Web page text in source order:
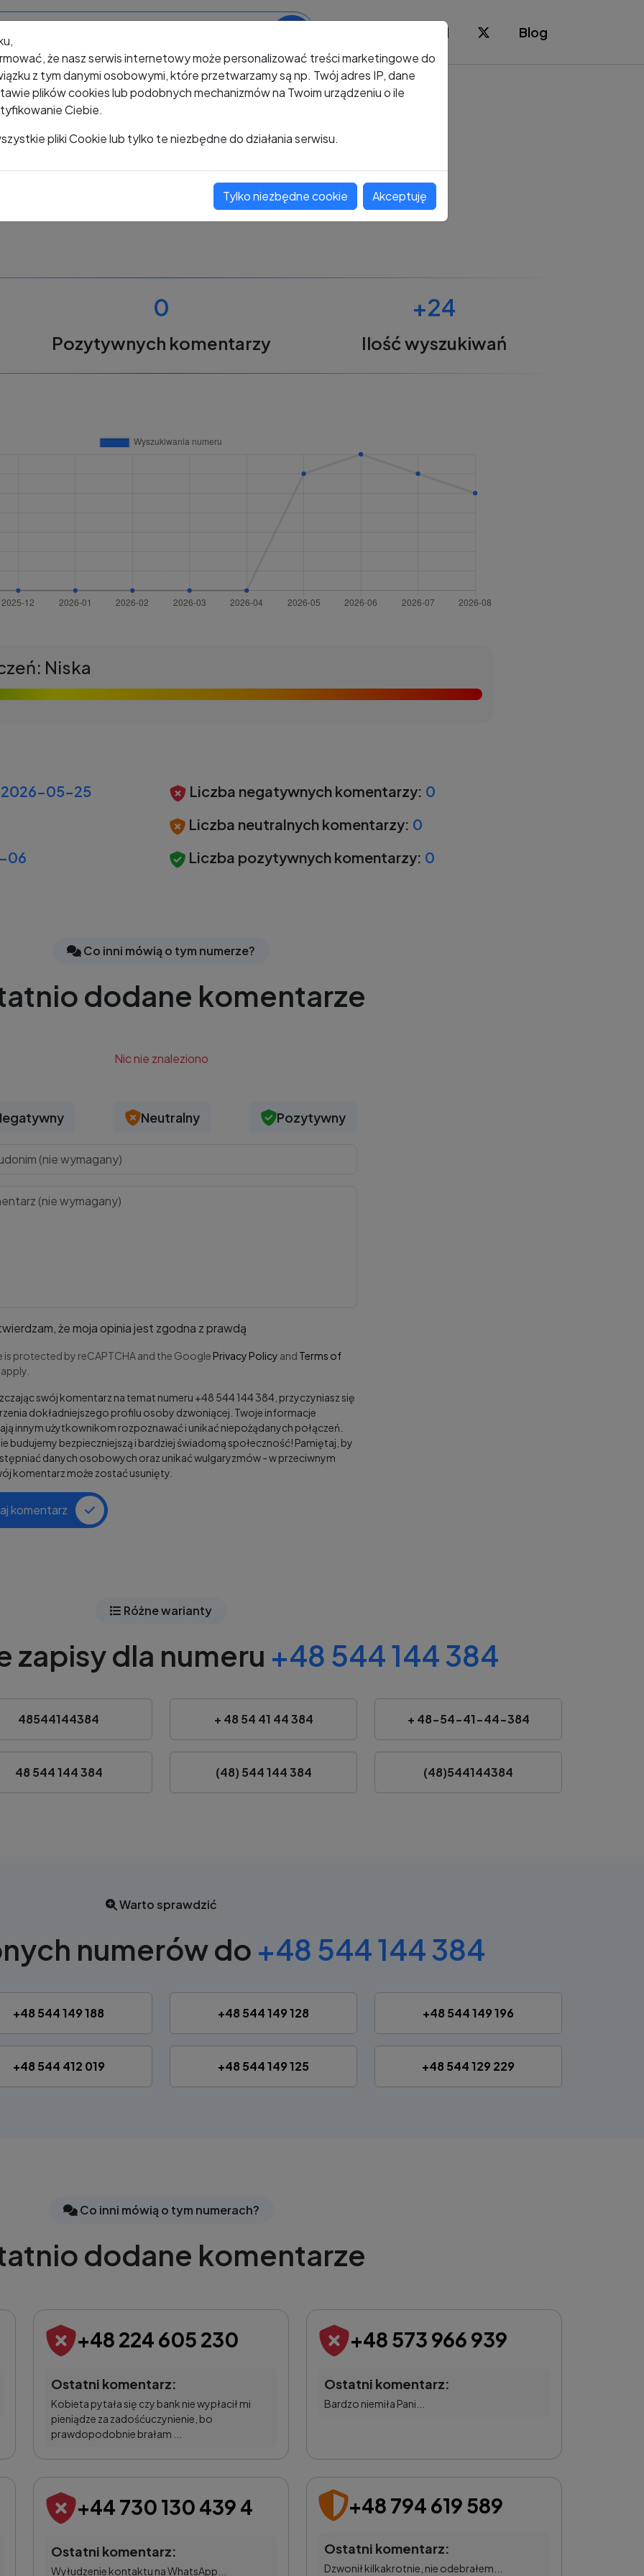
Blog
+48 544 144 384
Oceń ten numer
0
Pozytywnych komentarzy
+24
Ilość wyszukiwań
Niska
2026-05-25
06
Liczba negatywnych komentarzy: 0
Liczba neutralnych komentarzy: 0
Liczba pozytywnych komentarzy: 0
Co inni mówią o tym numerze?
dodane komentarze
Nic nie znaleziono
Neutralny Pozytywny
że moja opinia jest zgodna z prawdą
is protected by reCAPTCHA and the Google Privacy Policy and Terms of
apply.
swój komentarz na temat numeru +48 544 144 384, przyczyniasz się
dokładniejszego profilu osoby dzwoniącej. Twoje informacje
innym użytkownikom rozpoznawać i unikać niepożądanych połączeń.
budujemy bezpieczniejszą i bardziej świadomą społeczność! Pamiętaj, by
danych osobowych oraz unikać wulgaryzmów - w przeciwnym
komentarz może zostać usunięty.
komentarz
Różne warianty
zapisy dla numeru +48 544 144 384
48544144384 + 48 54 41 44 384 + 48-54-41-44-384
48 544 144 384 (48) 544 144 384 (48)544144384
Warto sprawdzić
numerów do +48 544 144 384
+48 544 149 188 +48 544 149 128 +48 544 149 196
+48 544 412 019 +48 544 149 125 +48 544 129 229
Co inni mówią o tym numerach?
dodane komentarze
+48 224 605 230
Ostatni komentarz:
Kobieta pytała się czy bank nie wypłacił mi
pieniądze za zadośćuczynienie, bo
prawdopodobnie brałam ...
+48 573 966 939
Ostatni komentarz:
Bardzo niemiła Pani...
+44 730 130 439 4
Ostatni komentarz:
Wyłudzenie kontaktu na WhatsApp...
+48 794 619 589
Ostatni komentarz:
Dzwonił kilkakrotnie, nie odebrałem...
że nasz serwis internetowy może personalizować treści marketingowe do
z tym danymi osobowymi, które przetwarzamy są np. Twój adres IP, dane
plików cookies lub podobnych mechanizmów na Twoim urządzeniu o ile
Ciebie.
pliki Cookie lub tylko te niezbędne do działania serwisu.
Tylko niezbędne cookie Akceptuję